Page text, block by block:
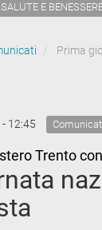
SALUTE E
Prima
12:45
Trento